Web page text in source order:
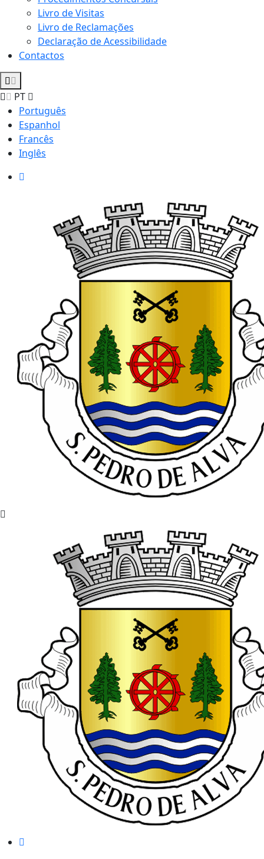
Livro de Visitas
Livro de Reclamações
Declaração de Acessibilidade
Contactos
PT
Português
Espanhol
Francês
Inglês